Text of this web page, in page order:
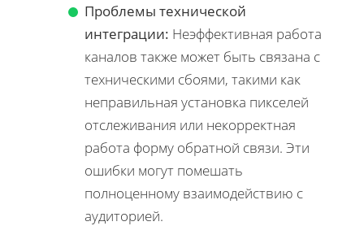
Проблемы технической
интеграции: Неэффективная работа
каналов также может быть связана с
техническими сбоями, такими как
неправильная установка пикселей
отслеживания или некорректная
работа форму обратной связи. Эти
ошибки могут помешать
полноценному взаимодействию с
аудиторией.